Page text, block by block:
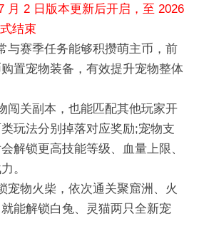
月 2 日版本更新后开启，至 2026
结束
与赛季任务能够积攒萌主币，前
置宠物装备，有效提升宠物整体
闯关副本，也能匹配其他玩家开
玩法分别掉落对应奖励;宠物支
解锁更高技能等级、血量上限、
。
宠物火柴，依次通关聚窟洲、火
能解锁白兔、灵猫两只全新宠